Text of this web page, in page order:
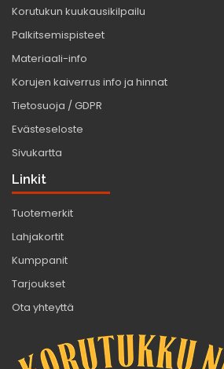
Korutukun kuukausikilpailu
Palkitsemispisteet
Materiaali-info
Korujen kaiverrus info ja hinnat
Tietosuoja / GDPR
Evästeseloste
Sivukartta
Linkit
Tuotemerkit
Lahjakortit
Kumppanit
Tarjoukset
Ota yhteyttä